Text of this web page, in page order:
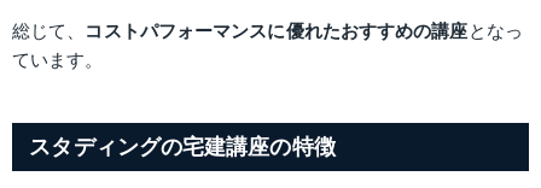
総じて、 コストパフォーマンスに優れたおすすめの講座となっ
ています。
スタディングの宅建講座の特徴